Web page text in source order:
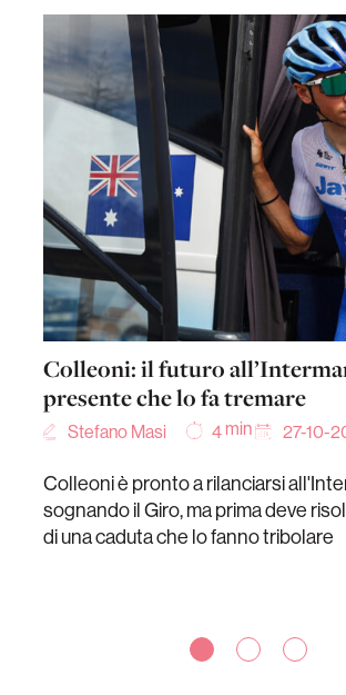
Colleoni: il futuro
presente che lo fa tremare
Stefano Masi 4 min 27-10-
Colleoni è pronto a rilanciarsi
sognando il Giro, ma prima deve
di una caduta che lo fanno tribolare